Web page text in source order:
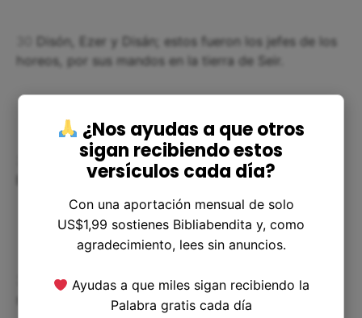
Disón, Ezer y Disán; estos fueron los jefes de los
horeos, por sus mandos en la tierra de Seir.
Estos fueron los reyes que reinaron en la tierra de
Edom antes que tuvieran rey los hijos de Israel:
Bela hijo de Beor, reinó en Edom, y el nombre de
su ciudad fue Dinaba.
¿Nos ayudas a que otros
sigan recibiendo estos
versículos cada día?
Con una aportación mensual de solo
US$1,99 sostienes Bibliabendita y, como
agradecimiento, lees sin anuncios.
Ayudas a que miles sigan recibiendo la
Palabra gratis cada día